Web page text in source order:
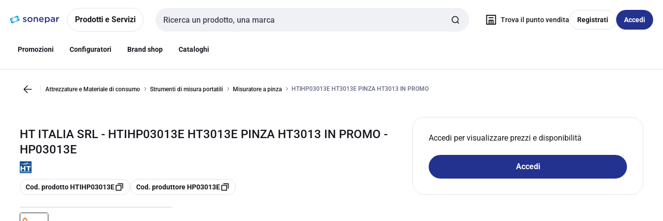
navigazionealla
Prodotti e Servizi
Cerca input
Trova il punto vendita Registrati Accedi
Promozioni Configuratori Brand shop Cataloghi
Attrezzature e Materiale di consumo Strumenti di misura portatili Misuratore a pinza HTIHP03013E HT3013E PINZA HT3013 IN PROMO
HT ITALIA SRL - HTIHP03013E HT3013E PINZA HT3013 IN PROMO -
HP03013E
copia
Cod. prodotto HTIHP03013E copia
Cod. produttore HP03013E
Accedi per visualizzare prezzi e disponibilità
Accedi